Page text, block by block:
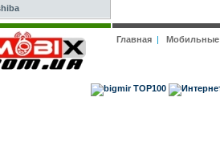
Главная|